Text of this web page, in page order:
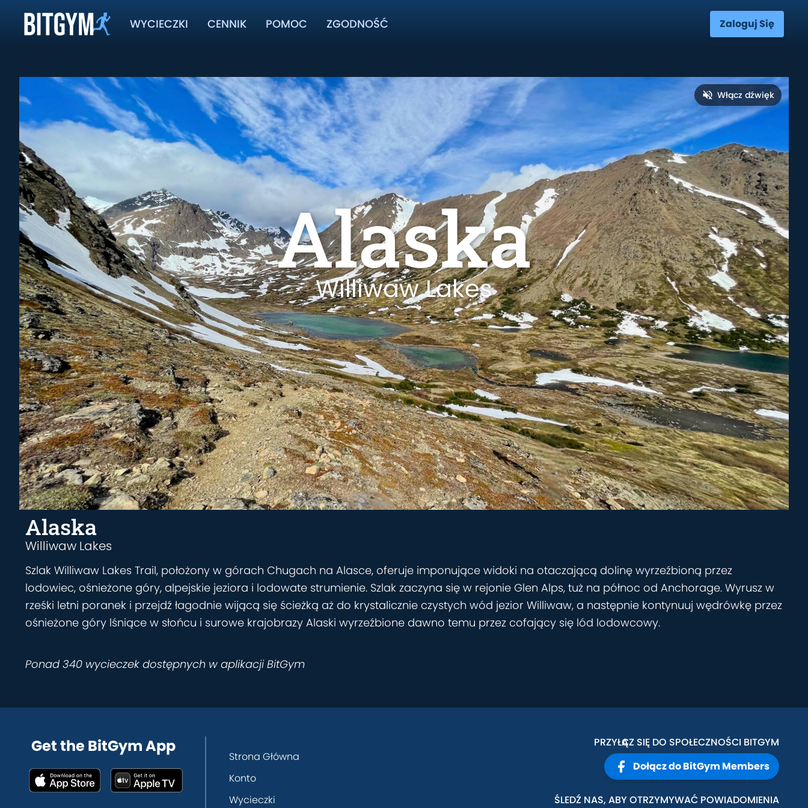
WYCIECZKI CENNIK POMOC ZGODNOŚĆ Zaloguj Się
Włącz dźwięk
Alaska
Williwaw Lakes
Alaska
Williwaw Lakes
Szlak Williwaw Lakes Trail, położony w górach Chugach na Alasce, oferuje imponujące widoki na otaczającą dolinę wyrzeźbioną przez
lodowiec, ośnieżone góry, alpejskie jeziora i lodowate strumienie. Szlak zaczyna się w rejonie Glen Alps, tuż na północ od Anchorage. Wyrusz w
rześki letni poranek i przejdź łagodnie wijącą się ścieżką aż do krystalicznie czystych wód jezior Williwaw, a następnie kontynuuj wędrówkę przez
ośnieżone góry lśniące w słońcu i surowe krajobrazy Alaski wyrzeźbione dawno temu przez cofający się lód lodowcowy.
Ponad 340 wycieczek dostępnych w aplikacji BitGym
Get the BitGym App
Strona Główna
Konto
Wycieczki
PRZYŁĄCZ SIĘ DO SPOŁECZNOŚCI BITGYM
Dołącz do BitGym Members
ŚLEDŹ NAS, ABY OTRZYMYWAĆ POWIADOMIENIA